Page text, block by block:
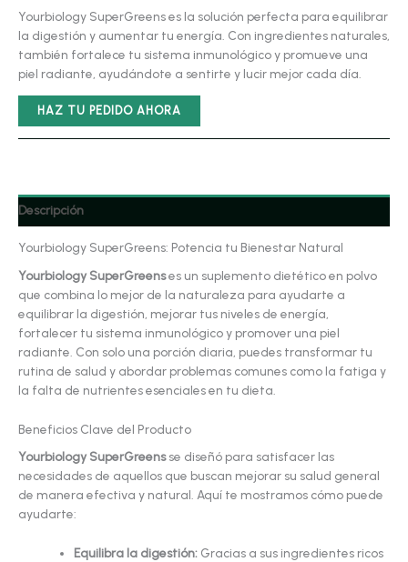
precio
original
era:
€7,999.00.
precio
actual
es:
Yourbiology SuperGreens es la solución perfecta para equilibrar
la digestión y aumentar tu energía. Con ingredientes naturales,
también fortalece tu sistema inmunológico y promueve una
piel radiante, ayudándote a sentirte y lucir mejor cada día.
HAZ TU PEDIDO AHORA
Descripción
Yourbiology SuperGreens: Potencia tu Bienestar Natural
Yourbiology SuperGreenses un suplemento dietético en polvo
que combina lo mejor de la naturaleza para ayudarte a
equilibrar la digestión, mejorar tus niveles de energía,
fortalecer tu sistema inmunológico y promover una piel
radiante. Con solo una porción diaria, puedes transformar tu
rutina de salud y abordar problemas comunes como la fatiga y
la falta de nutrientes esenciales en tu dieta.
Beneficios Clave del Producto
Yourbiology SuperGreensse diseñó para satisfacer las
necesidades de aquellos que buscan mejorar su salud general
de manera efectiva y natural. Aquí te mostramos cómo puede
ayudarte:
Equilibra la digestión: Gracias a sus ingredientes ricos